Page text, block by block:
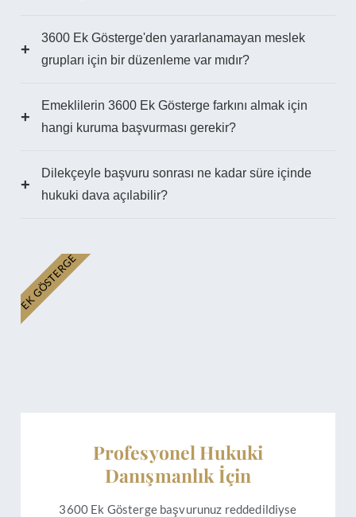
+
3600 Ek Gösterge'den yararlanamayan meslek
grupları için bir düzenleme var mıdır?
+
Emeklilerin 3600 Ek Gösterge farkını almak için
hangi kuruma başvurması gerekir?
+
Dilekçeyle başvuru sonrası ne kadar süre içinde
hukuki dava açılabilir?
Profesyonel Hukuki
Danışmanlık İçin
3600 Ek Gösterge başvurunuz reddedildiyse
EK GÖSTERGE